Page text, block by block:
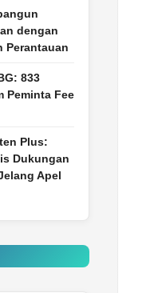
dengan
Perantauan
833
Peminta Fee
Plus:
Dukungan
Apel